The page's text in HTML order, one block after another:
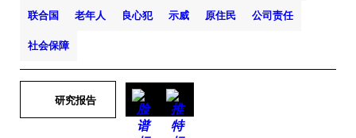
联合国 老年人 良心犯 示威 原住民 公司责任
社会保障
研究报告